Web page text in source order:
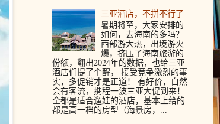
三亚酒店，不拼不行了
暑期将至，大家安排的
如何，去海南的多吗？
西部游大热，出境游火
爆，挤压了海南旅游的
份额，翻出2024年的数据，也给三亚
酒店们提了个醒， 接受竞争激烈的事
实，多促销才是正道！ 有好价，自然
会有客流，携程一波三亚大促到来！
全都是适合遛娃的酒店，基本上给的
都是高一档的房型（海景房，...